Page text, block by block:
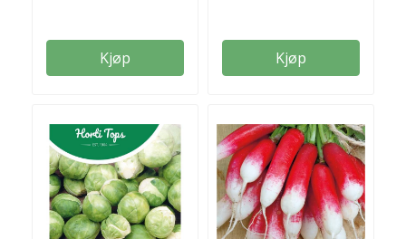
liker seg varmt og
solrikt. Bør høstes når
harde og melne om de
står for lenge. 40 frø i
pakken. Så fra: april -
mai Høstes fra: august
- september Antall frø:
ca. 40
Kjøp
(150-200) frø i pakken.
Så fra: mars-mai
Kjøp